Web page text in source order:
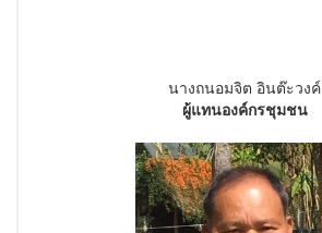
นางถนอมจิต อินต๊ะวงค์
ผู้แทนองค์กรชุมชน